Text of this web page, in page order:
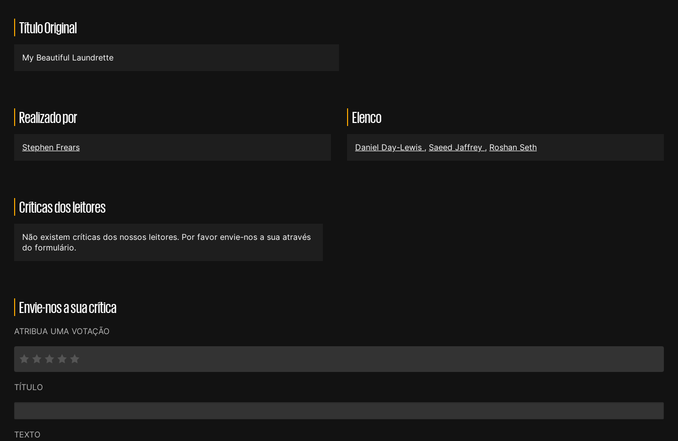
Título Original
My Beautiful Laundrette
Realizado por
Stephen Frears
Elenco
Daniel Day-Lewis , Saeed Jaffrey , Roshan Seth
Críticas dos leitores
Não existem críticas dos nossos leitores. Por favor envie-nos a sua através
do formulário.
Envie-nos a sua crítica
ATRIBUA UMA VOTAÇÃO
TÍTULO
TEXTO